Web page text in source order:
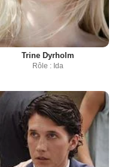
Trine Dyrholm
Rôle : Ida